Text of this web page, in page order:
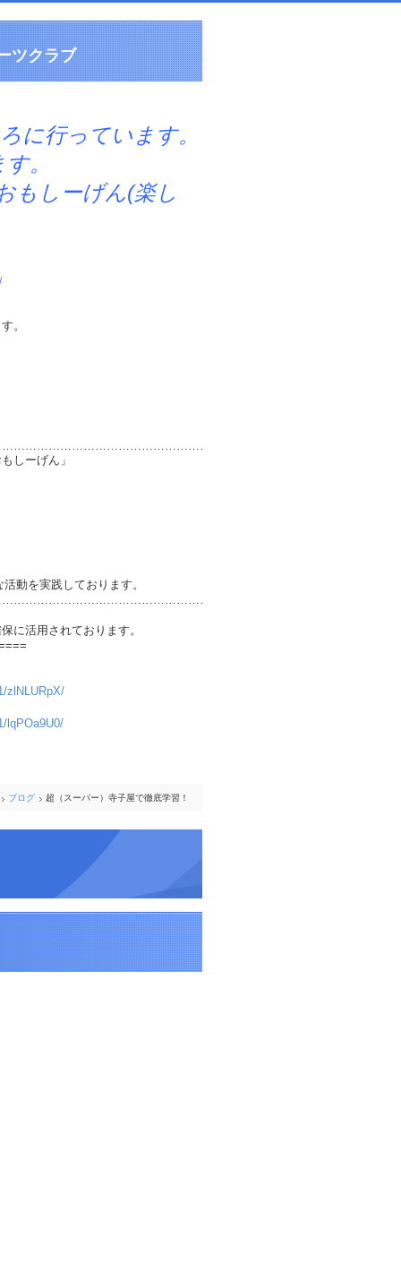
ツクラブ
に行っています。
。
ーげん(楽し
。
ん」
しております。
に活用されております。
zlNLURpX/
lqPOa9U0/
ブログ 超（スーパー）寺子屋で徹底学習！